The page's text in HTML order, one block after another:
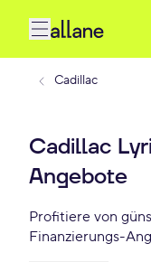
Cadillac
Cadillac
Angebote
Profitiere von
Finanzierungs-